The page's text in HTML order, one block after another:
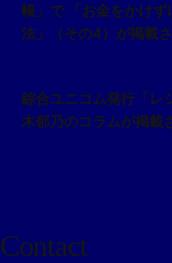
帳」で 「お金をかけず
法」（その4）が掲載さ
綜合ユニコム発行「レ
木郁乃のコラムが掲載
Contact